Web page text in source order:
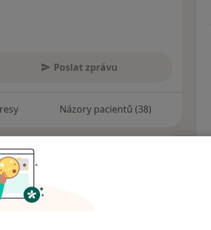
Poslat zprávu
Názory pacientů (38)
praxi z důvodu